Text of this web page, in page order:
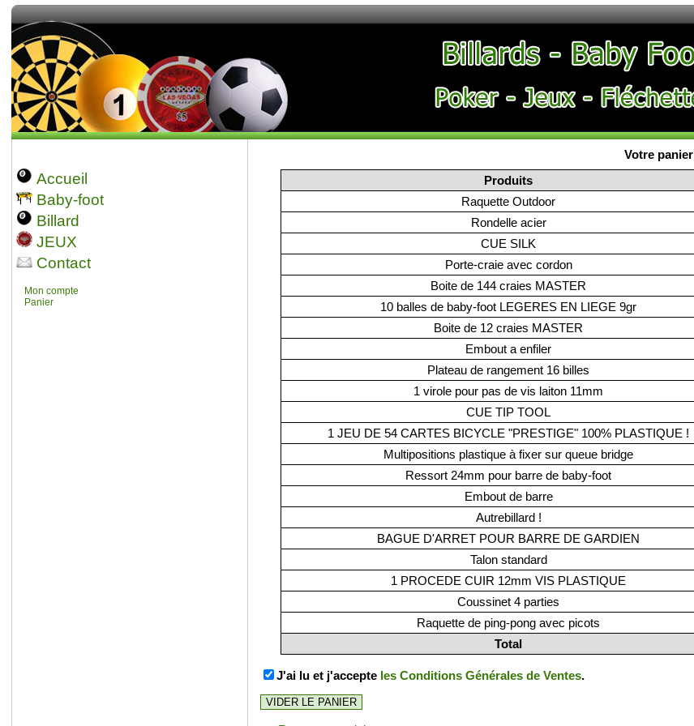
Accueil
Baby-foot
Billard
JEUX
Contact
Mon compte
Panier
Votre panier
Produits
Raquette Outdoor
Rondelle acier
CUE SILK
Porte-craie avec cordon
Boite de 144 craies MASTER
10 balles de baby-foot LEGERES EN LIEGE 9gr
Boite de 12 craies MASTER
Embout a enfiler
Plateau de rangement 16 billes
1 virole pour pas de vis laiton 11mm
CUE TIP TOOL
1 JEU DE 54 CARTES BICYCLE "PRESTIGE" 100% PLASTIQUE !
Multipositions plastique à fixer sur queue bridge
Ressort 24mm pour barre de baby-foot
Embout de barre
Autrebillard !
BAGUE D'ARRET POUR BARRE DE GARDIEN
Talon standard
1 PROCEDE CUIR 12mm VIS PLASTIQUE
Coussinet 4 parties
Raquette de ping-pong avec picots
Total
J'ai lu et j'accepte les Conditions Générales de Ventes.